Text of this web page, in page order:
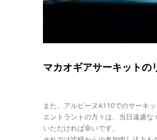
マカオギアサーキットの
また、アルピーヌA110でのサーキ
エントラントの方々は、当日遠慮
いただければ幸いです。